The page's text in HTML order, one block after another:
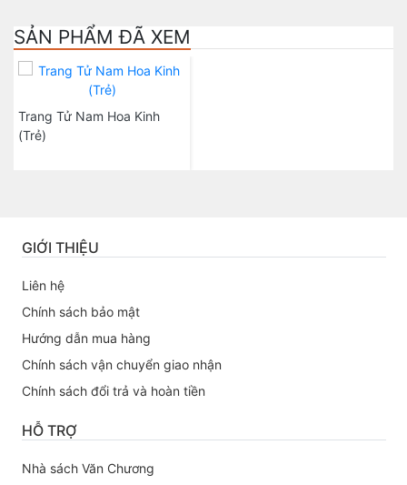
SẢN PHẨM ĐÃ XEM
Trang Tử Nam Hoa Kinh
(Trẻ)
GIỚI THIỆU
Liên hệ
Chính sách bảo mật
Hướng dẫn mua hàng
Chính sách vận chuyển giao nhận
Chính sách đổi trả và hoàn tiền
HỖ TRỢ
Nhà sách Văn Chương